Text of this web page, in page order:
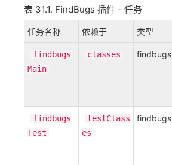
表 31.1. FindBugs 插件 - 任务
任务名称 依赖于 类型
findbugs
Main
classes findbugs
findbugs
Test
testClass
es
findbugs